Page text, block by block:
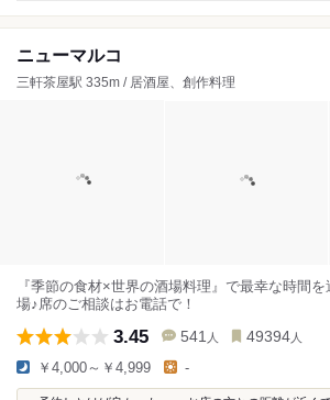
ニューマルコ
三軒茶屋駅 335m / 居酒屋、創作料理
『季節の食材×世界の酒場料理』で最幸な時間
場♪席のご相談はお電話で！
3.45 541 人 49394 人
￥4,000～￥4,999 -